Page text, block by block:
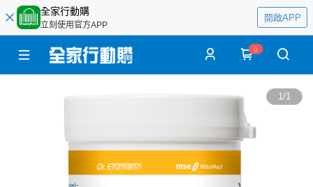
全家行動購
立刻使用官方APP
開啟APP
0
1/1